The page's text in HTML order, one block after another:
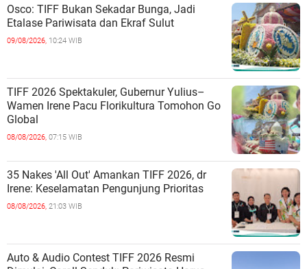
Osco: TIFF Bukan Sekadar Bunga, Jadi
Etalase Pariwisata dan Ekraf Sulut
09/08/2026, 10:24 WIB
TIFF 2026 Spektakuler, Gubernur Yulius–
Wamen Irene Pacu Florikultura Tomohon Go
Global
08/08/2026, 07:15 WIB
35 Nakes 'All Out' Amankan TIFF 2026, dr
Irene: Keselamatan Pengunjung Prioritas
08/08/2026, 21:03 WIB
Auto & Audio Contest TIFF 2026 Resmi